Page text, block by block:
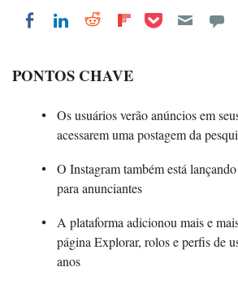
Share on Facebook
Share on LinkedIn
Share on Reddit
Share on
Share on Pocket
PONTOS CHAVE
Os usuários verão anúncios em
acessarem uma postagem da
O Instagram também está
para anunciantes
A plataforma adicionou mais e
página Explorar, rolos e perfis de
anos